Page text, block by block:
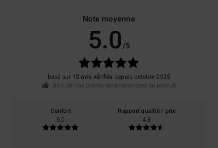
Note moyenne
5.0/5
basé sur 12 avis vérifiés depuis octobre 2025
83% de nos clients recommandent ce produit
Confort
5.0
Rapport qualité / prix
4.8